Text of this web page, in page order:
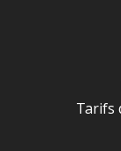
Tarifs